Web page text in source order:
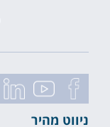
ניווט מהיר